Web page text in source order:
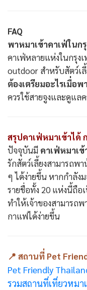
FAQ
พาหมาเข้าคาเฟ่ในก
คาเฟ่หลายแห่งในกรุง
outdoor สำหรับสัตว์เลี้
ต้องเตรียมอะไรเมื่อ
ควรใช้สายจูงและดูแล
สรุปคาเฟ่หมาเข้าได้
ปัจจุบันมี คาเฟ่หมาเ
รักสัตว์เลี้ยงสามารถพ
ๆ ได้ง่ายขึ้น หากกำลัง
รายชื่อทั้ง 20 แห่งนี้ถือ
ทำให้เจ้าของสามารถ
กาแฟได้ง่ายขึ้น
📍 สถานที่ Pet
Pet Friendly
รวมสถานที่เที่ยวหมา